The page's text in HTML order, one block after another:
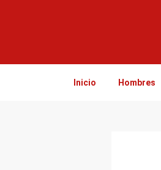
Inicio Hombres